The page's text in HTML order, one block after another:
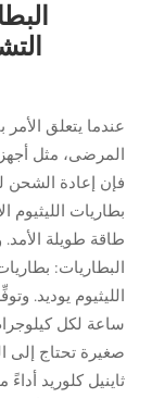
عندما يتعلق
المرضى، مثل
فإن إعادة الشحن
بطاريات الليثيوم
طاقة طويلة
ساعة لكل
صغيرة تحتاج إلى
ثاينيل كلوريد